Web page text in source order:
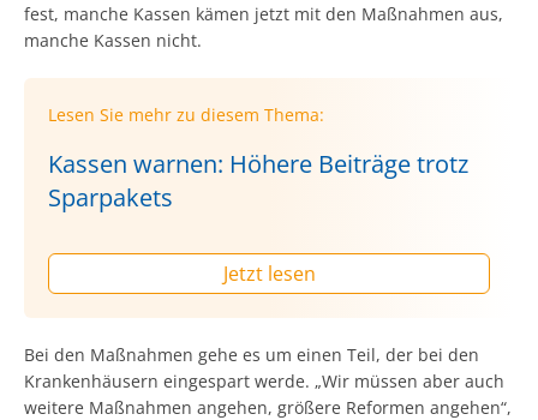
fest, manche Kassen kämen jetzt mit den Maßnahmen aus,
manche Kassen nicht.
Lesen Sie mehr zu diesem Thema:
Kassen warnen: Höhere Beiträge trotz
Sparpakets
Jetzt lesen
Bei den Maßnahmen gehe es um einen Teil, der bei den
Krankenhäusern eingespart werde. „Wir müssen aber auch
weitere Maßnahmen angehen, größere Reformen angehen“,